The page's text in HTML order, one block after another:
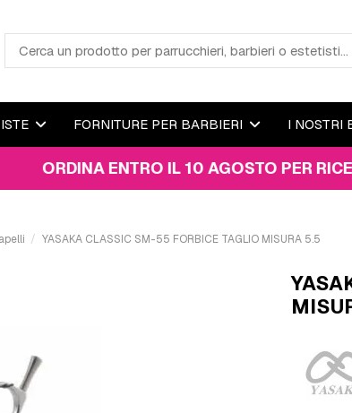
FORNITURE PER BARBIERI I NOSTRI
ENTRO IL 10 AGOSTO PER RICEVERE
YASAKA CLASSIC SM-55 FORBICE TAGLIO MISURA 5.5